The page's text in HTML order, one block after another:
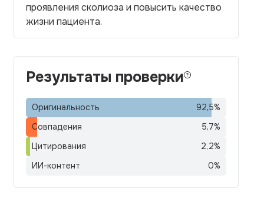
проявления сколиоза и повысить качество
жизни пациента.
Результаты проверки
Оригинальность 92,5%
Совпадения
5,7%
Цитирования
2,2%
ИИ-контент
0%